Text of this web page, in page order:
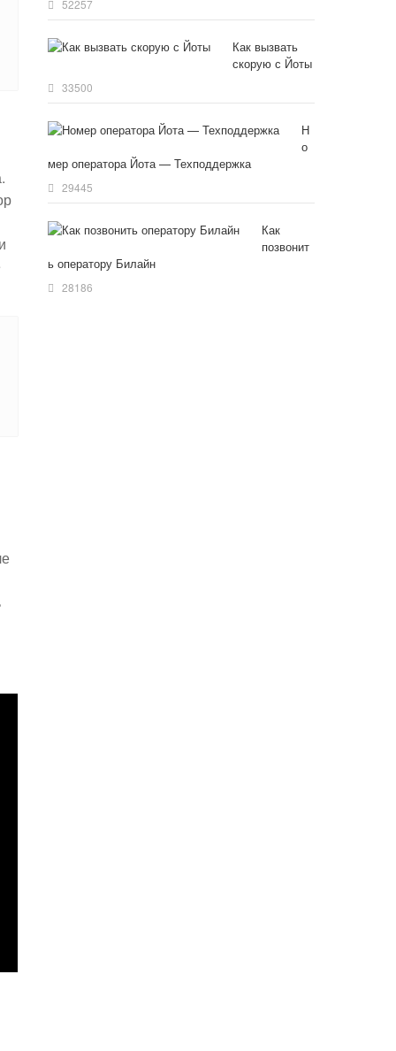
52257
Как вызвать
скорую с Йоты
33500
Н
о
мер оператора Йота — Техподдержка
29445
Как
позвонит
ь оператору Билайн
28186